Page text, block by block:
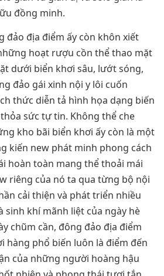
đồng minh.
đảo địa điểm ấy còn khôn xiết
hoạt rượu cồn thể thao mặt
dưới biển khơi sâu, lướt sóng,
đảo gái xinh nội y lôi cuốn
thức diễn tả hình họa dạng biến
sức tự tin. Không thể che
kho bãi biển khơi ấy còn là một
kiến new phát minh phong cách
hoàn toàn mang thể thoải mái
riêng của nó ta qua từng bộ nội
cải thiện và phát triển nhiều
sinh khí mãnh liệt của ngày hè
chũm cần, đông đảo địa điểm
hàng phổ biến luôn là điểm đến
của những người hoàng hậu